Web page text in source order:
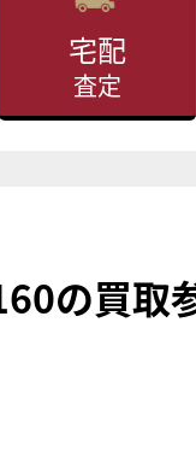
宅配
査定
の買取